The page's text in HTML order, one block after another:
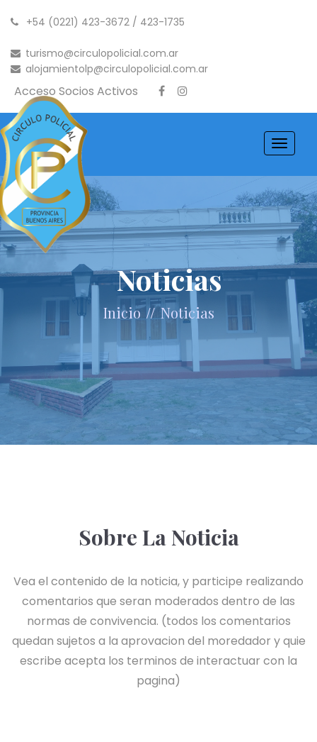
+54 (0221) 423-3672 / 423-1735
turismo@circulopolicial.com.ar
alojamientolp@circulopolicial.com.ar
Acceso Socios Activos
Toggle
Noticias
Inicio // Noticias
Sobre La Noticia
Vea el contenido de la noticia, y participe realizando
comentarios que seran moderados dentro de las
normas de convivencia. (todos los comentarios
quedan sujetos a la aprovacion del moredador y quie
escribe acepta los terminos de interactuar con la
pagina)